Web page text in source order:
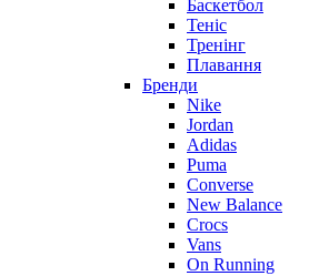
Баскетбол
Теніс
Тренінг
Плавання
Бренди
Nike
Jordan
Adidas
Puma
Converse
New Balance
Crocs
Vans
On Running